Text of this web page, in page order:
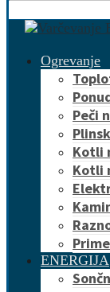
Ogrevanje
Peči
Kotli
Kotli
ENERGIJA